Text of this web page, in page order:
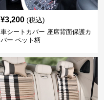
¥3,200 (税込)
車シートカバー 座席背面保護カ
バー ペット柄